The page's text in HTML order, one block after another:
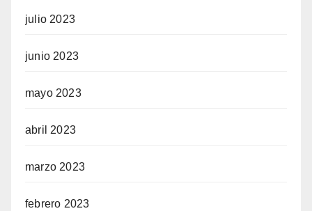
julio 2023
junio 2023
mayo 2023
abril 2023
marzo 2023
febrero 2023